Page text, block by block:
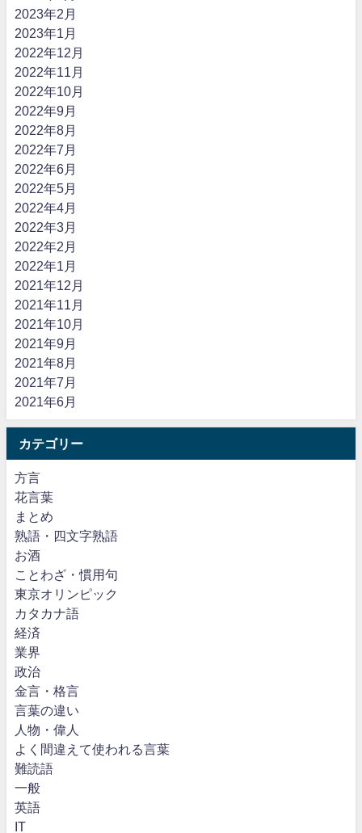
2023年2月
2023年1月
2022年12月
2022年11月
2022年10月
2022年9月
2022年8月
2022年7月
2022年6月
2022年5月
2022年4月
2022年3月
2022年2月
2022年1月
2021年12月
2021年11月
2021年10月
2021年9月
2021年8月
2021年7月
2021年6月
カテゴリー
方言
花言葉
まとめ
熟語・四文字熟語
お酒
ことわざ・慣用句
東京オリンピック
カタカナ語
経済
業界
政治
金言・格言
言葉の違い
人物・偉人
よく間違えて使われる言葉
難読語
一般
英語
IT